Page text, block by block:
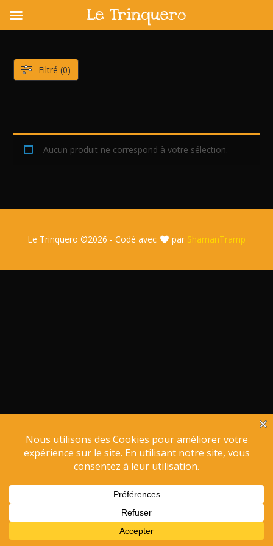
content
Aucun produit ne correspond à votre sélection.
Filtré (0)
Le Trinquero ©2026 - Codé avec par ShamanTramp
Le Trinquero